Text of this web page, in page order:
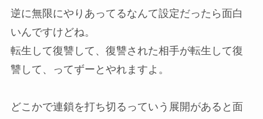
逆に無限にやりあってるなんて設定だったら面白
いんですけどね。
転生して復讐して、復讐された相手が転生して復
讐して、ってずーとやれますよ。
どこかで連鎖を打ち切るっていう展開があると面